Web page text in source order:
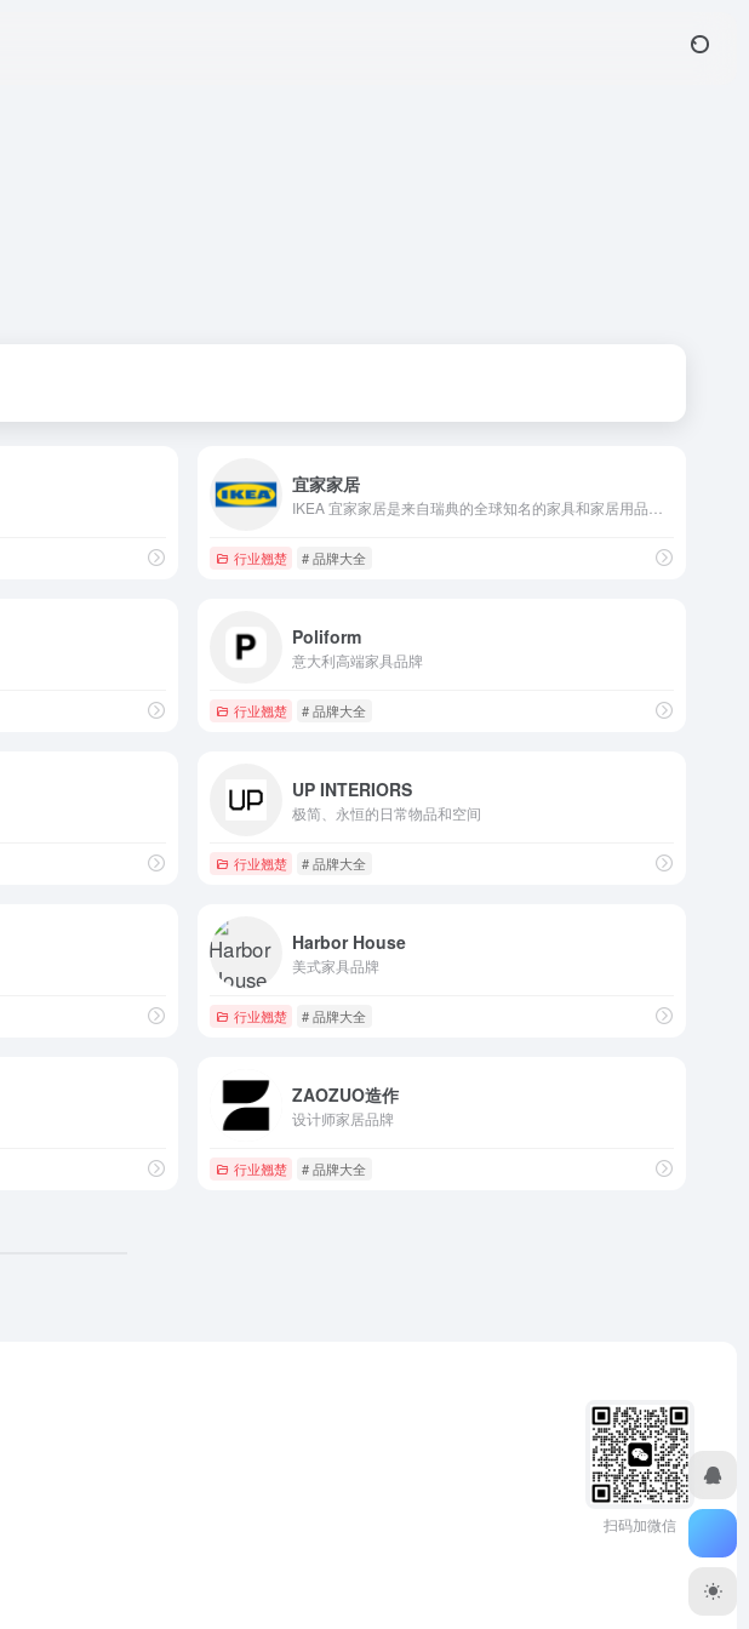
宜家家居
行业翘楚 # 品牌大全
Poliform
意大利高端家具品牌
行业翘楚 # 品牌大全
UP INTERIORS
极简、永恒的日常物品和空间
行业翘楚 # 品牌大全
Harbor House
美式家具品牌
行业翘楚 # 品牌大全
ZAOZUO造作
设计师家居品牌
行业翘楚 # 品牌大全
扫码加微信